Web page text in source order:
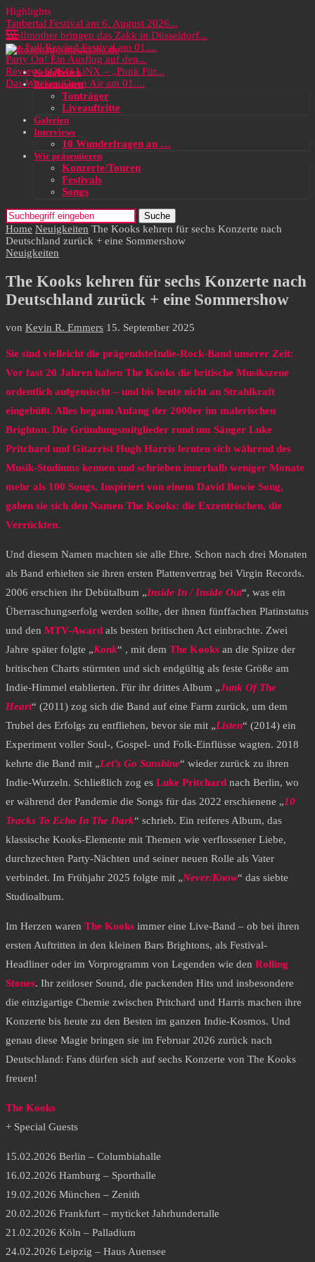
Highlights
Taubertal Festival am 6. August 2026...
Wolfmother bringen das Zakk in Düsseldorf...
Das Full Rewind Festival am 01....
Party On! Ein Ausflug auf den...
Review: SOKO LiNX – „Punk Für...
Das Wacken Open Air am 01....
Neuigkeiten
Rezensionen
Tonträger
Liveauftritte
Galerien
Interviews
10 Wunderfragen an …
Wir präsentieren
Konzerte/Touren
Festivals
Songs
Suche
Home Neuigkeiten The Kooks kehren für sechs Konzerte nach
Deutschland zurück + eine Sommershow
Neuigkeiten
The Kooks kehren für sechs Konzerte nach
Deutschland zurück + eine Sommershow
von Kevin R. Emmers 15. September 2025
Sie sind vielleicht die prägendsteIndie-Rock-Band unserer Zeit:
Vor fast 20 Jahren haben The Kooks die britische Musikszene
ordentlich aufgemischt – und bis heute nicht an Strahlkraft
eingebüßt. Alles begann Anfang der 2000er im malerischen
Brighton. Die Gründungsmitglieder rund um Sänger Luke
Pritchard und Gitarrist Hugh Harris lernten sich während des
Musik-Studiums kennen und schrieben innerhalb weniger Monate
mehr als 100 Songs. Inspiriert von einem David Bowie Song,
gaben sie sich den Namen The Kooks: die Exzentrischen, die
Verrückten.
Und diesem Namen machten sie alle Ehre. Schon nach drei Monaten
als Band erhielten sie ihren ersten Plattenvertrag bei Virgin Records.
2006 erschien ihr Debütalbum „Inside In / Inside Out“, was ein
Überraschungserfolg werden sollte, der ihnen fünffachen Platinstatus
und den MTV-Award als besten britischen Act einbrachte. Zwei
Jahre später folgte „Konk“ , mit dem The Kooks an die Spitze der
britischen Charts stürmten und sich endgültig als feste Größe am
Indie-Himmel etablierten. Für ihr drittes Album „Junk Of The
Heart“ (2011) zog sich die Band auf eine Farm zurück, um dem
Trubel des Erfolgs zu entfliehen, bevor sie mit „Listen“ (2014) ein
Experiment voller Soul-, Gospel- und Folk-Einflüsse wagten. 2018
kehrte die Band mit „Let’s Go Sunshine“ wieder zurück zu ihren
Indie-Wurzeln. Schließlich zog es Luke Pritchard nach Berlin, wo
er während der Pandemie die Songs für das 2022 erschienene „10
Tracks To Echo In The Dark“ schrieb. Ein reiferes Album, das
klassische Kooks-Elemente mit Themen wie verflossener Liebe,
durchzechten Party-Nächten und seiner neuen Rolle als Vater
verbindet. Im Frühjahr 2025 folgte mit „Never/Know“ das siebte
Studioalbum.
Im Herzen waren The Kooks immer eine Live-Band – ob bei ihren
ersten Auftritten in den kleinen Bars Brightons, als Festival-
Headliner oder im Vorprogramm von Legenden wie den Rolling
Stones. Ihr zeitloser Sound, die packenden Hits und insbesondere
die einzigartige Chemie zwischen Pritchard und Harris machen ihre
Konzerte bis heute zu den Besten im ganzen Indie-Kosmos. Und
genau diese Magie bringen sie im Februar 2026 zurück nach
Deutschland: Fans dürfen sich auf sechs Konzerte von The Kooks
freuen!
The Kooks
+ Special Guests
15.02.2026 Berlin – Columbiahalle
16.02.2026 Hamburg – Sporthalle
19.02.2026 München – Zenith
20.02.2026 Frankfurt – myticket Jahrhundertalle
21.02.2026 Köln – Palladium
24.02.2026 Leipzig – Haus Auensee